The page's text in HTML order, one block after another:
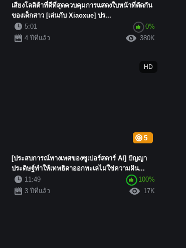
เสียงโลลิต้าที่ดีที่สุดควบคุมการแสดงใบหน้าที่ตัดกัน
ของเด็กสาว [เล่นกับ Xiaoxue] ปร...
5:01
0%
4 ปีที่แล้ว
380K
5
HD
[ประสบการณ์ทางเพศของซูเปอร์สตาร์ AI] ปัญญา
ประดิษฐ์ทำให้เทพธิดาออกทะเลไม่ใช่ความฝัน...
11:49
100%
3 ปีที่แล้ว
17K